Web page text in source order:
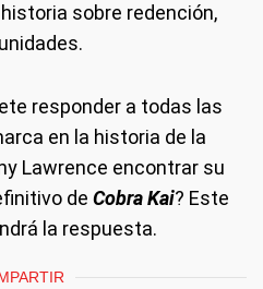
sobre redención,
responder a todas las
en la historia de la
Lawrence encontrar su
de Cobra Kai? Este
la respuesta.